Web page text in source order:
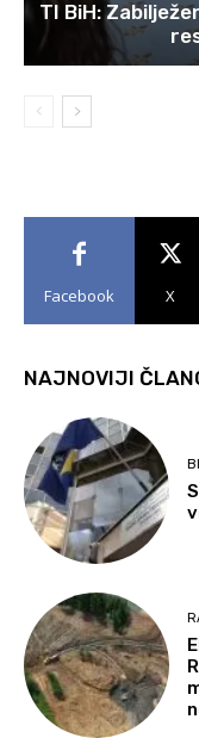
TI BiH:
Facebook X
NAJNOVIJI